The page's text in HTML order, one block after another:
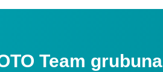
Team grubuna